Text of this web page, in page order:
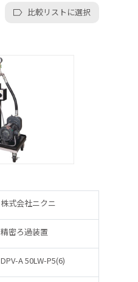
比較リストに選択
株式会社ニクニ
精密ろ過装置
DPV-A 50LW-P5(6)